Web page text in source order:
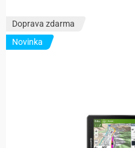
Doprava zdarma
Novinka